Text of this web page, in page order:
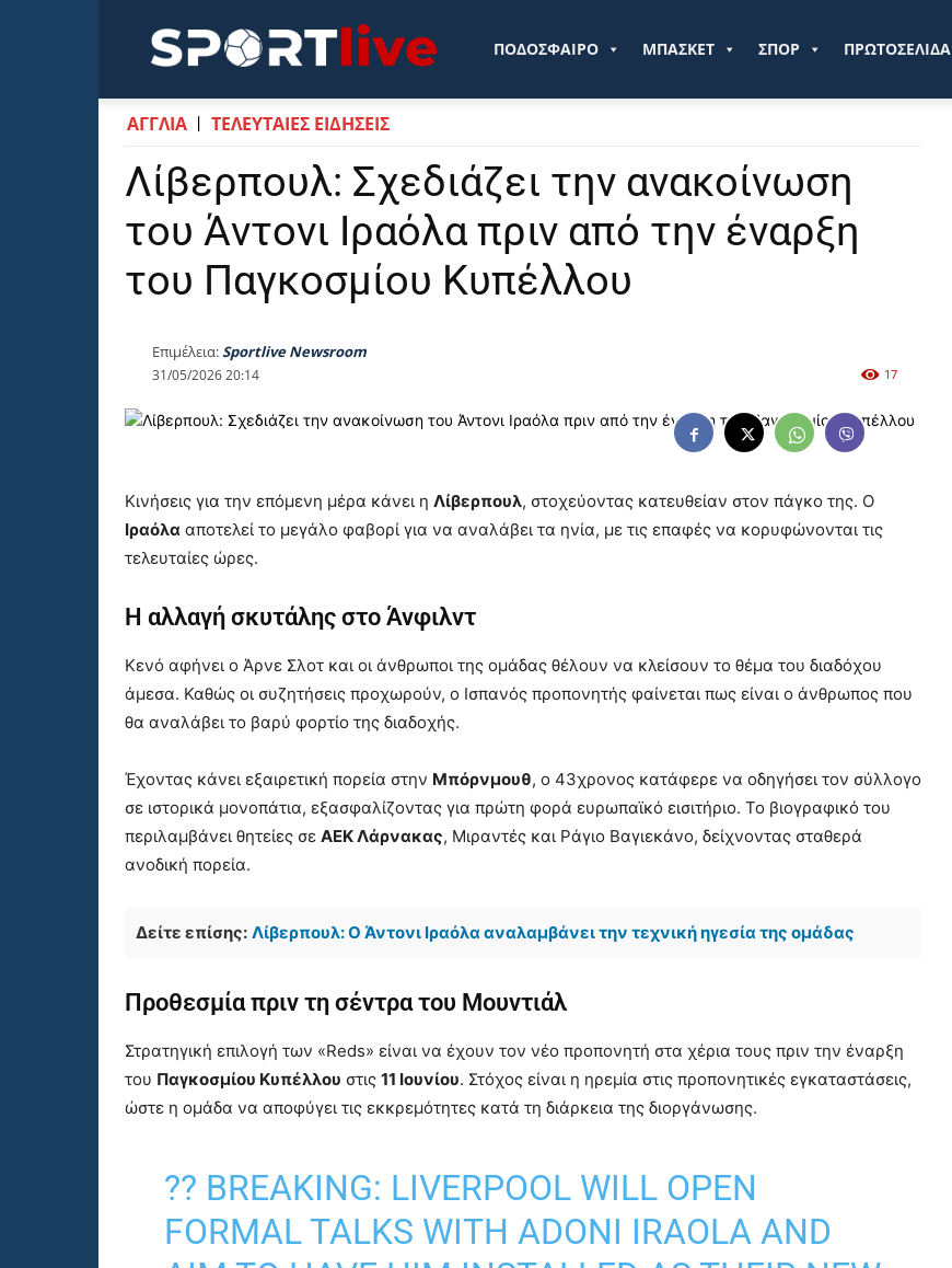
Sportlive.grΠΟΔΟΣΦΑΙΡΟ ΜΠΑΣΚΕΤ ΣΠΟΡ ΠΡΩΤΟΣΕΛΙΔΑ
ΑΓΓΛΙΑ ΤΕΛΕΥΤΑΙΕΣ ΕΙΔΗΣΕΙΣ
Λίβερπουλ: Σχεδιάζει την ανακοίνωση
του Άντονι Ιραόλα πριν από την έναρξη
του Παγκοσμίου Κυπέλλου
Επιμέλεια:Sportlive Newsroom
31/05/2026 20:14 17
Κινήσεις για την επόμενη μέρα κάνει η Λίβερπουλ, στοχεύοντας κατευθείαν στον πάγκο της. Ο
Ιραόλα αποτελεί το μεγάλο φαβορί για να αναλάβει τα ηνία, με τις επαφές να κορυφώνονται τις
τελευταίες ώρες.
Η αλλαγή σκυτάλης στο Άνφιλντ
Κενό αφήνει ο Άρνε Σλοτ και οι άνθρωποι της ομάδας θέλουν να κλείσουν το θέμα του διαδόχου
άμεσα. Καθώς οι συζητήσεις προχωρούν, ο Ισπανός προπονητής φαίνεται πως είναι ο άνθρωπος που
θα αναλάβει το βαρύ φορτίο της διαδοχής.
Έχοντας κάνει εξαιρετική πορεία στην Μπόρνμουθ, ο 43χρονος κατάφερε να οδηγήσει τον σύλλογο
σε ιστορικά μονοπάτια, εξασφαλίζοντας για πρώτη φορά ευρωπαϊκό εισιτήριο. Το βιογραφικό του
περιλαμβάνει θητείες σε ΑΕΚ Λάρνακας, Μιραντές και Ράγιο Βαγιεκάνο, δείχνοντας σταθερά
ανοδική πορεία.
Δείτε επίσης: Λίβερπουλ: Ο Άντονι Ιραόλα αναλαμβάνει την τεχνική ηγεσία της ομάδας
Προθεσμία πριν τη σέντρα του Μουντιάλ
Στρατηγική επιλογή των «Reds» είναι να έχουν τον νέο προπονητή στα χέρια τους πριν την έναρξη
του Παγκοσμίου Κυπέλλου στις 11 Ιουνίου. Στόχος είναι η ηρεμία στις προπονητικές εγκαταστάσεις,
ώστε η ομάδα να αποφύγει τις εκκρεμότητες κατά τη διάρκεια της διοργάνωσης.
?? BREAKING: LIVERPOOL WILL OPEN
FORMAL TALKS WITH ADONI IRAOLA AND